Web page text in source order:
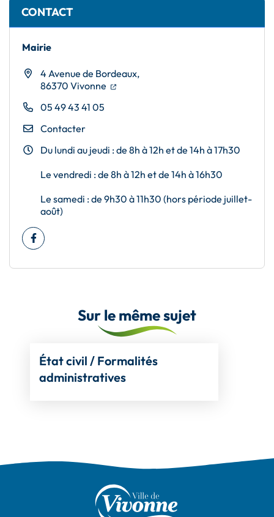
CONTACT
Mairie
4 Avenue de Bordeaux,
86370 Vivonne (ouverture dans un nouvel onglet)
(ouverture dans un nouvel onglet)
05 49 43 41 05
Contacter
Du lundi au jeudi : de 8h à 12h et de 14h à 17h30
Le vendredi : de 8h à 12h et de 14h à 16h30
Le samedi : de 9h30 à 11h30 (hors période juillet-
août)
Facebook
(ouverture dans un nouvel onglet)
Sur le même sujet
État civil / Formalités
administratives